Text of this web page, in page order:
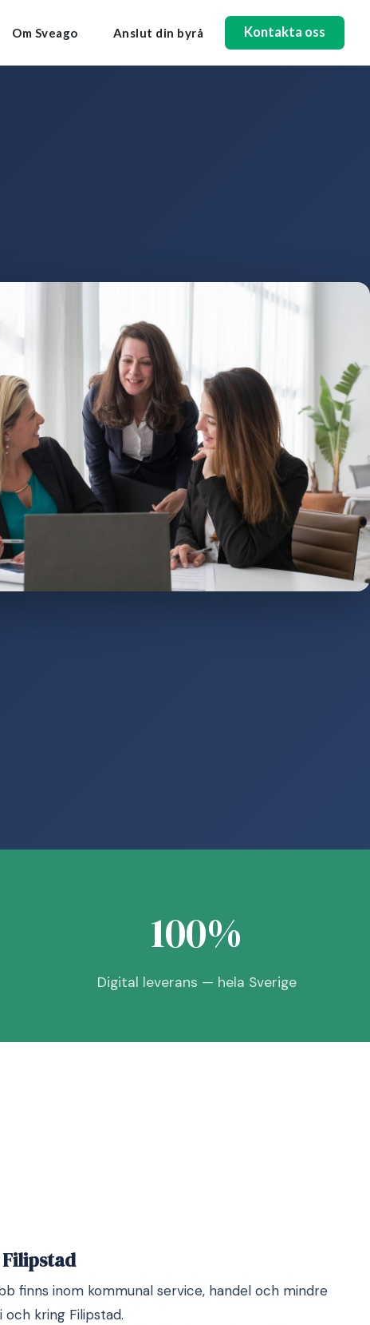
Om Sveago Anslut din byrå Kontakta oss
100%
Digital leverans — hela Sverige
finns inom kommunal service, handel och mindre
och kring Filipstad.